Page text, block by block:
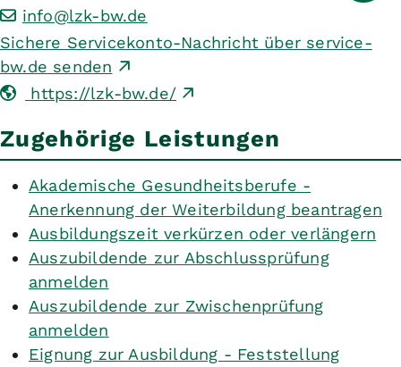
info@lzk-bw.de
Sichere Servicekonto-Nachricht über service-
bw.de senden
https://lzk-bw.de/
Zugehörige Leistungen
Akademische Gesundheitsberufe -
Anerkennung der Weiterbildung beantragen
Ausbildungszeit verkürzen oder verlängern
Auszubildende zur Abschlussprüfung
anmelden
Auszubildende zur Zwischenprüfung
anmelden
Eignung zur Ausbildung - Feststellung